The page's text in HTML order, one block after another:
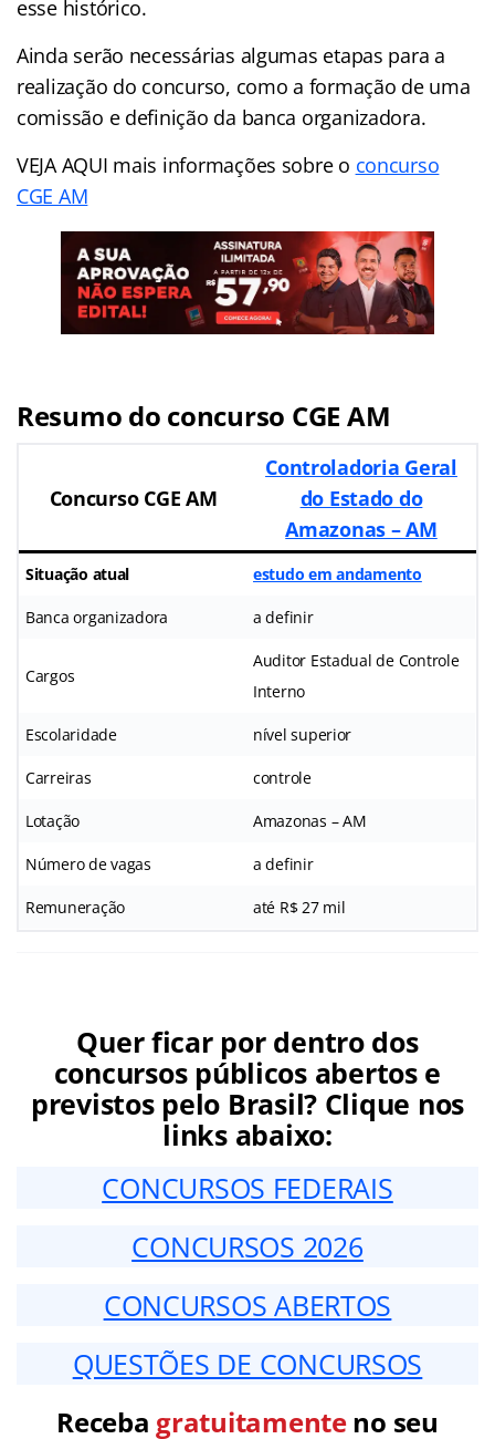
esse histórico.
Ainda serão necessárias algumas etapas para a
realização do concurso, como a formação de uma
comissão e definição da banca organizadora.
VEJA AQUI mais informações sobre o concurso
CGE AM
Resumo do concurso CGE AM
Concurso CGE AM
Controladoria Geral
do Estado do
Amazonas – AM
Situação atual estudo em andamento
Banca organizadora a definir
Cargos
Auditor Estadual de Controle
Interno
Escolaridade nível superior
Carreiras controle
Lotação Amazonas – AM
Número de vagas a definir
Remuneração até R$ 27 mil
Quer ficar por dentro dos
concursos públicos abertos e
previstos pelo Brasil? Clique nos
links abaixo:
CONCURSOS FEDERAIS
CONCURSOS 2026
CONCURSOS ABERTOS
QUESTÕES DE CONCURSOS
Receba gratuitamenteno seu